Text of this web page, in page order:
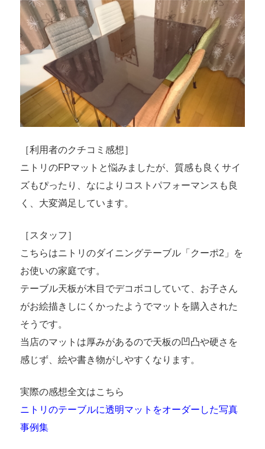
［利用者のクチコミ感想］
ニトリのFPマットと悩みましたが、質感も良くサイ
ズもぴったり、なによりコストパフォーマンスも良
く、大変満足しています。
［スタッフ］
こちらはニトリのダイニングテーブル「クーポ2」を
お使いの家庭です。
テーブル天板が木目でデコボコしていて、お子さん
がお絵描きしにくかったようでマットを購入された
そうです。
当店のマットは厚みがあるので天板の凹凸や硬さを
感じず、絵や書き物がしやすくなります。
実際の感想全文はこちら
ニトリのテーブルに透明マットをオーダーした写真
事例集